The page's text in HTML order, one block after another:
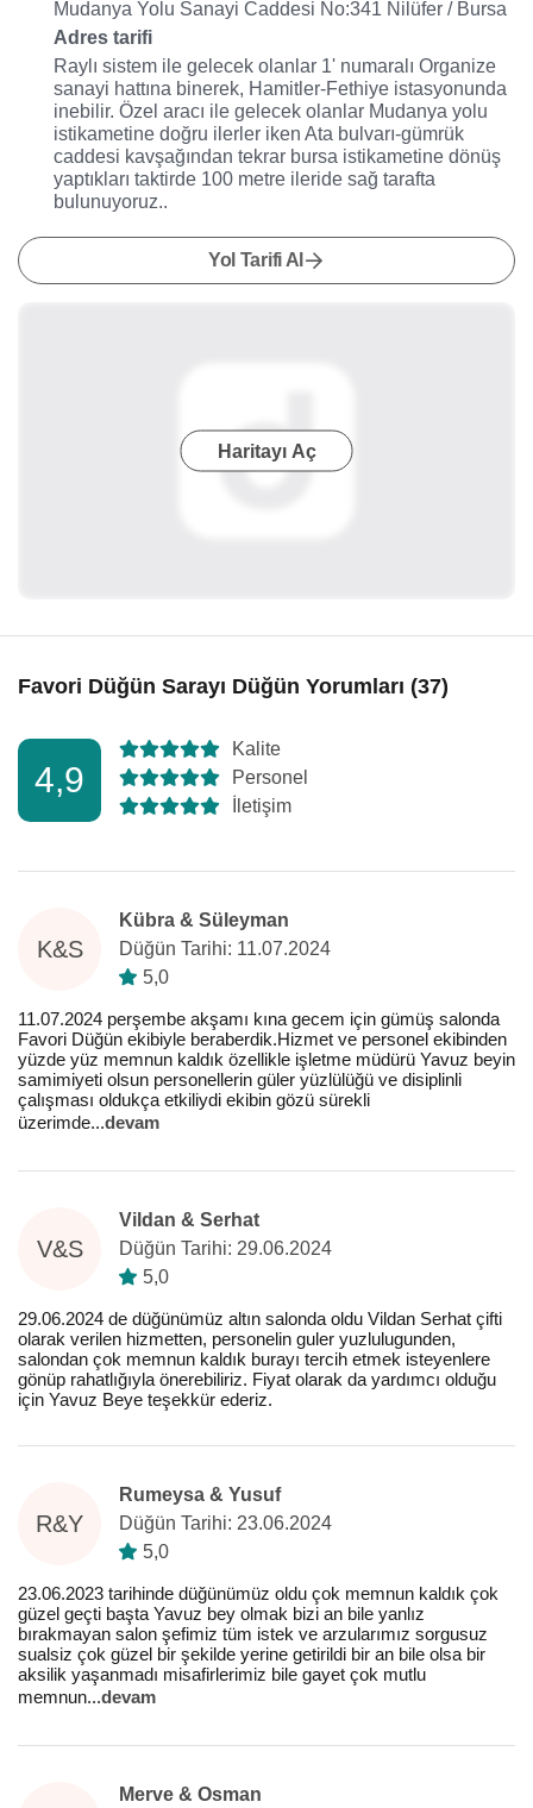
Mudanya Yolu Sanayi Caddesi No:341 Nilüfer / Bursa
Adres tarifi
Raylı sistem ile gelecek olanlar 1' numaralı Organize
sanayi hattına binerek, Hamitler-Fethiye istasyonunda
inebilir. Özel aracı ile gelecek olanlar Mudanya yolu
istikametine doğru ilerler iken Ata bulvarı-gümrük
caddesi kavşağından tekrar bursa istikametine dönüş
yaptıkları taktirde 100 metre ileride sağ tarafta
bulunuyoruz..
Yol Tarifi Al
Haritayı Aç
Favori Düğün Sarayı Düğün Yorumları (37)
4,9
Kalite
Personel
İletişim
K&S
Kübra & Süleyman
Düğün Tarihi: 11.07.2024
5,0
11.07.2024 perşembe akşamı kına gecem için gümüş salonda
Favori Düğün ekibiyle beraberdik.Hizmet ve personel ekibinden
yüzde yüz memnun kaldık özellikle işletme müdürü Yavuz beyin
samimiyeti olsun personellerin güler yüzlülüğü ve disiplinli
çalışması oldukça etkiliydi ekibin gözü sürekli
üzerimde...devam
V&S
Vildan & Serhat
Düğün Tarihi: 29.06.2024
5,0
29.06.2024 de düğünümüz altın salonda oldu Vildan Serhat çifti
olarak verilen hizmetten, personelin guler yuzlulugunden,
salondan çok memnun kaldık burayı tercih etmek isteyenlere
gönüp rahatlığıyla önerebiliriz. Fiyat olarak da yardımcı olduğu
için Yavuz Beye teşekkür ederiz.
R&Y
Rumeysa & Yusuf
Düğün Tarihi: 23.06.2024
5,0
23.06.2023 tarihinde düğünümüz oldu çok memnun kaldık çok
güzel geçti başta Yavuz bey olmak bizi an bile yanlız
bırakmayan salon şefimiz tüm istek ve arzularımız sorgusuz
sualsiz çok güzel bir şekilde yerine getirildi bir an bile olsa bir
aksilik yaşanmadı misafirlerimiz bile gayet çok mutlu
memnun...devam
Merve & Osman